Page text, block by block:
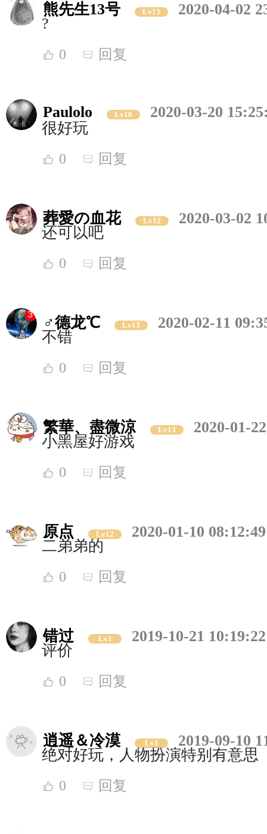
熊先生13号 Lv13
2020-04-02
?
0 回复
Paulolo Lv10
2020-03-20
很好玩
0 回复
葬愛の血花 Lv12
2020-03-02
还可以吧
0 回复
♂德龙℃ Lv13
2020-02-11
不错
0 回复
繁華、盡微涼 Lv13
2020-01-
小黑屋好游戏
0 回复
原点 Lv12
2020-01-10 08:12:49
二弟弟的
0 回复
错过 Lv1
2019-10-21 10:19:22
评价
0 回复
逍遥＆冷漠 Lv1
2019-09-10
绝对好玩，人物扮演特别有意思
0 回复